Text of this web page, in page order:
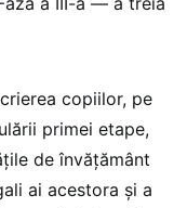
copiilor, pe
primei etape,
de învățământ
ai acestora și a